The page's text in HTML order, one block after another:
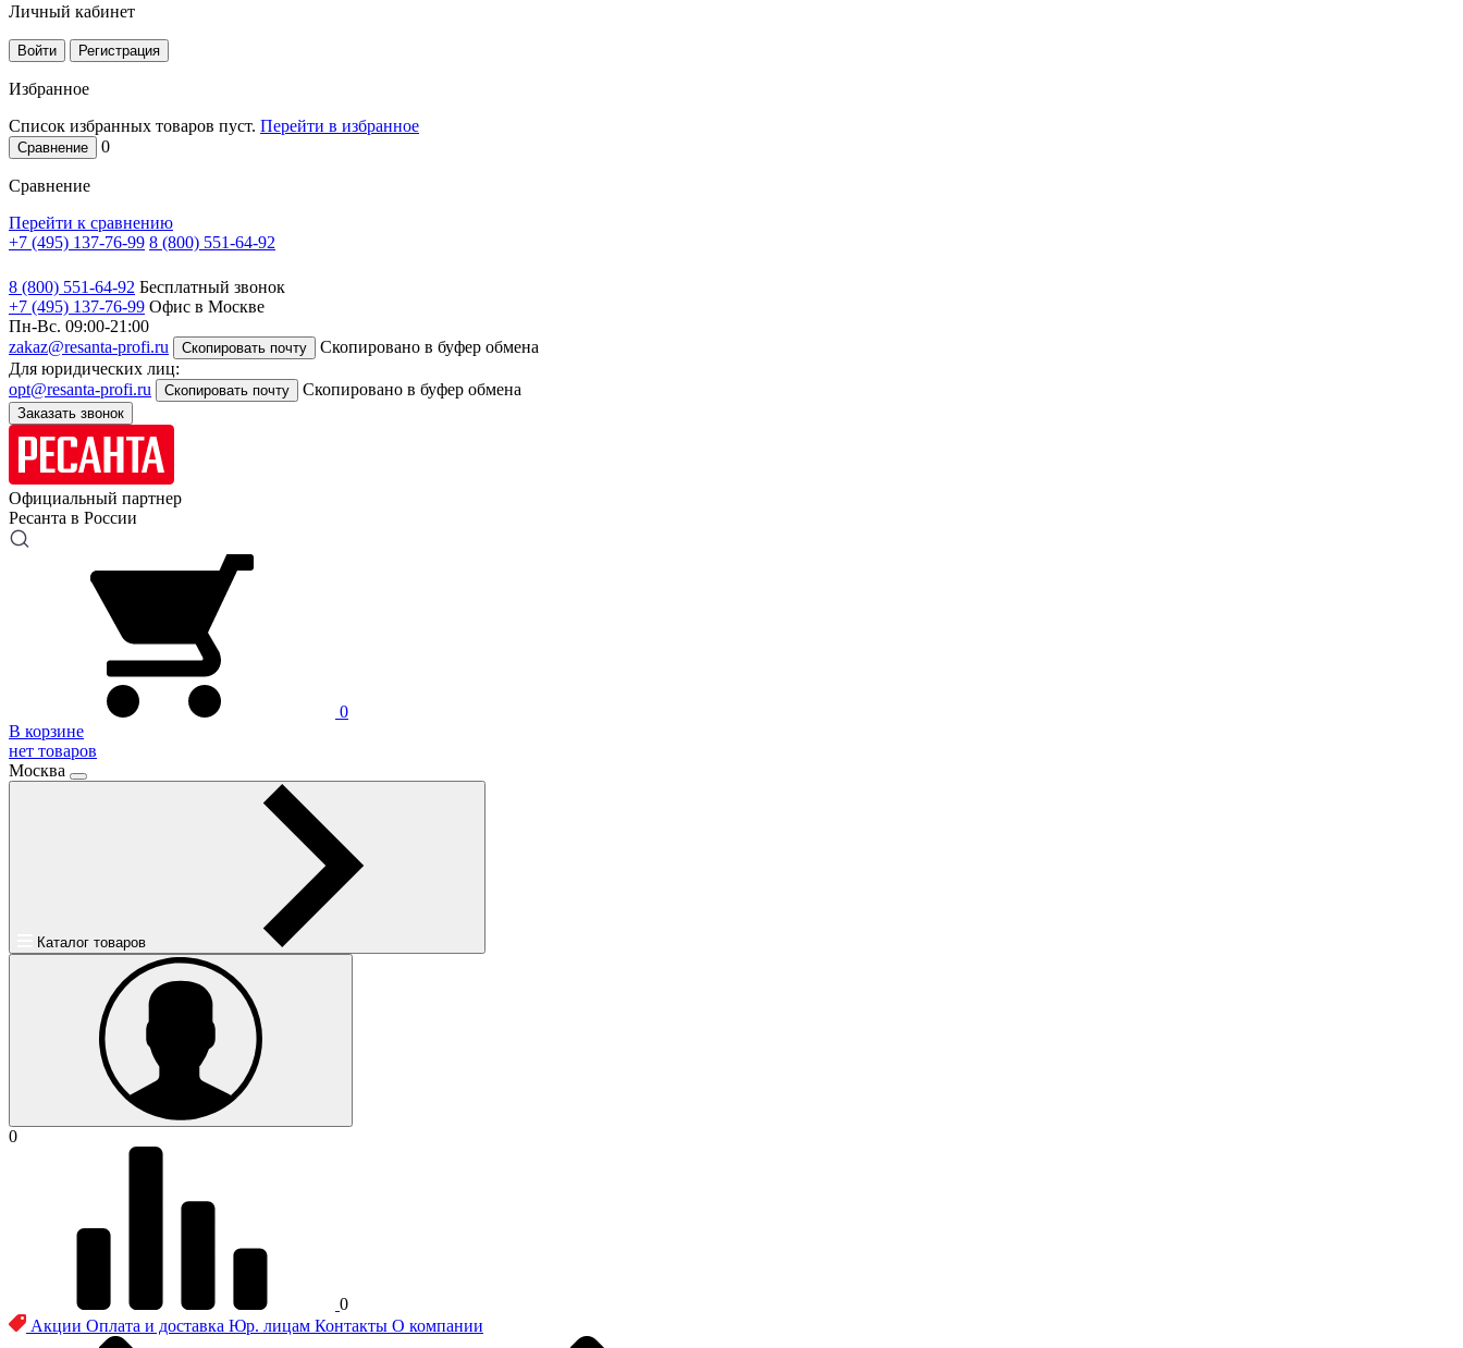
Личный кабинет
Войти Регистрация
Избранное
Список избранных товаров пуст. Перейти в избранное
Сравнение 0
Сравнение
Перейти к сравнению
+7 (495) 137-76-99 8 (800) 551-64-92
8 (800) 551-64-92 Бесплатный звонок
+7 (495) 137-76-99 Офис в Москве
Пн-Вс. 09:00-21:00
zakaz@resanta-profi.ru
Скопировать почту
Скопировано в буфер обмена
Для юридических лиц:
opt@resanta-profi.ru
Скопировать почту Скопировано в буфер обмена
Заказать звонок
Официальный партнер
Ресанта в России
0
В корзине
нет товаров
Москва
Каталог товаров
0
0
Акции Оплата и доставка Юр. лицам Контакты О компании